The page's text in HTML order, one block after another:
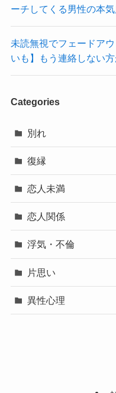
ーチしてくる男性の本
未読無視でフェードア
いも】もう連絡しない方
Categories
別れ
復縁
恋人未満
恋人関係
浮気・不倫
片思い
異性心理